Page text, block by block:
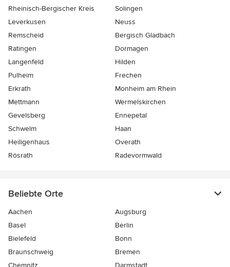
Rheinisch-Bergischer Kreis
Solingen
Leverkusen
Neuss
Remscheid
Bergisch Gladbach
Ratingen
Dormagen
Langenfeld
Hilden
Pulheim
Frechen
Erkrath
Monheim am Rhein
Mettmann
Wermelskirchen
Gevelsberg
Ennepetal
Schwelm
Haan
Heiligenhaus
Overath
Rösrath
Radevormwald
Beliebte Orte
Aachen
Augsburg
Basel
Berlin
Bielefeld
Bonn
Braunschweig
Bremen
Chemnitz
Darmstadt